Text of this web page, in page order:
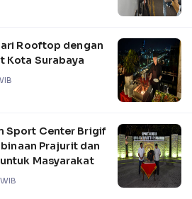
Rooftop dengan
Kota Surabaya
Sport Center Brigif
Prajurit dan
Masyarakat